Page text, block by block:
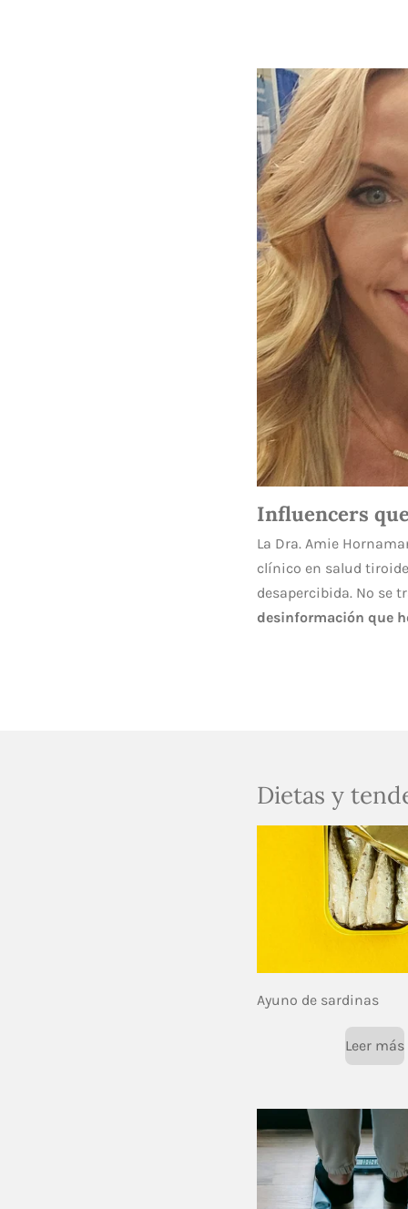
Influencers
La Dra. Amie
clínico en salud
desapercibida. No se
desinformación que
Dietas y
Ayuno de sardinas
Leer más